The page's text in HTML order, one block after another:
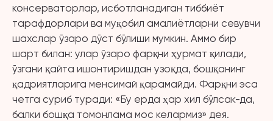
консерваторлар, исботланадиган тиббиёт
тарафдорлари ва муқобил амалиётларни севувчи
шахслар ўзаро дўст бўлиши мумкин. Аммо бир
шарт билан: улар ўзаро фарқни ҳурмат қилади,
ўзгани қайта ишонтиришдан узоқда, бошқанинг
қадриятларига менсимай қарамайди. Фарқни эса
четга суриб туради: «Бу ерда ҳар хил бўлсак-да,
балки бошқа томонлама мос келармиз» дея.